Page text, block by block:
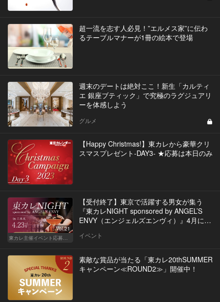
超一流を志す人必見！”エルメス家”に伝わ
るテーブルマナーが1冊の絵本で登場
週末のデートは絶対ここ！新生「カルティ
エ 銀座ブティック」で究極のラグジュアリ
ーを体感しよう
グルメ
【Happy Christmas!】東カレから豪華クリ
スマスプレゼント-DAY3- ★応募は本日のみ
Vol.21
東カレ主催イベント応募詳細記事一覧
【受付終了】東京で活躍する男女が集う
『東カレNIGHT sponsored by ANGEL’S
ENVY（エンジェルズエンヴィ）』4月に開
イベント
素敵な賞品が当たる「東カレ20thSUMMER
キャンペーン≪ROUND2≫」開催中！